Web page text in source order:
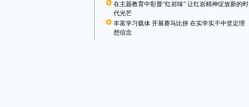
在主题教育中彰显“红岩味” 让红岩精神绽放新的时
代光芒
丰富学习载体 开展赛马比拼 在实学实干中坚定理
想信念